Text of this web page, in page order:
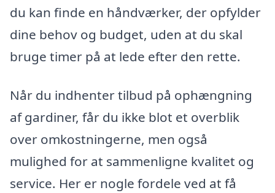
du kan finde en håndværker, der opfylder
dine behov og budget, uden at du skal
bruge timer på at lede efter den rette.
Når du indhenter tilbud på ophængning
af gardiner, får du ikke blot et overblik
over omkostningerne, men også
mulighed for at sammenligne kvalitet og
service. Her er nogle fordele ved at få